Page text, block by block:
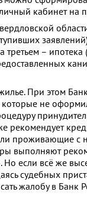
кабинет на
– ипотека
При этом
не
рекомендует
проживающие с
выполняют
если всё же
судебных
жалобу в Банк